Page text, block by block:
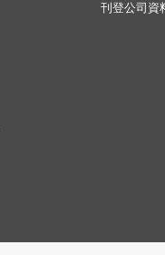
刊登公司資